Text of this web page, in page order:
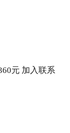
元 加入联系